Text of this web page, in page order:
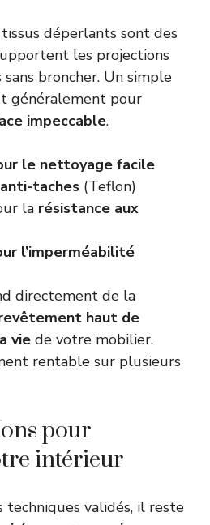
déperlants sont des
les projections
broncher. Un simple
généralement pour
impeccable.
le nettoyage facile
taches (Teflon)
la résistance aux
l’imperméabilité
directement de la
haut de
vie de votre mobilier.
rentable sur plusieurs
pour
intérieur
techniques validés, il reste